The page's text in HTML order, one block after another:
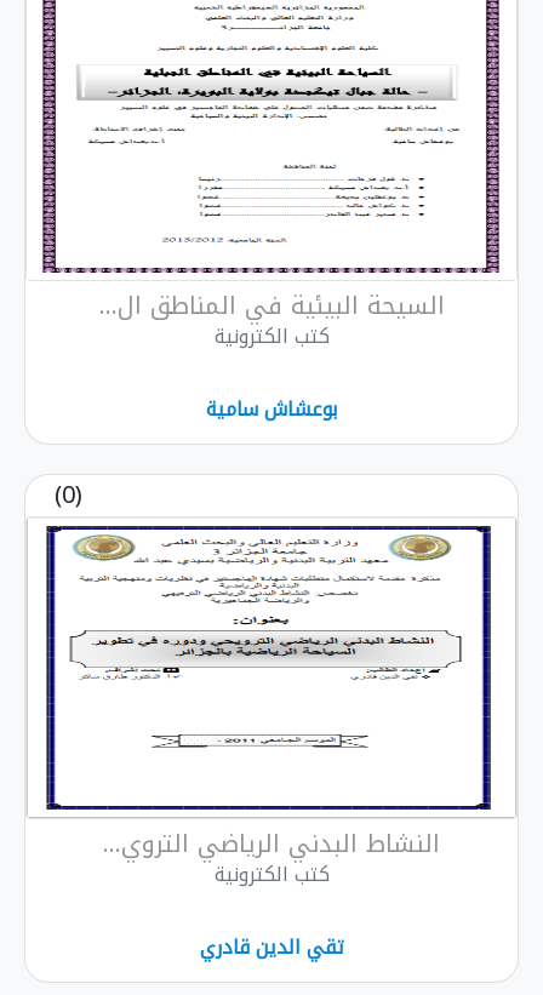
السيحة البيئية في المناطق ال...
كتب الكترونية
بوعشاش سامية
(0)
النشاط البدني الرياضي التروي...
كتب الكترونية
تقي الدين قادري